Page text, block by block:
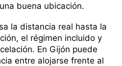
buena ubicación.
la distancia real hasta la
el régimen incluido y
En Gijón puede
entre alojarse frente al